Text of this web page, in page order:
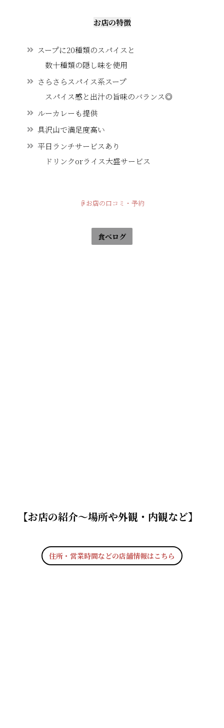
お店の特徴
スープに20種類のスパイスと
数十種類の隠し味を使用
さらさらスパイス系スープ
スパイス感と出汁の旨味のバランス◎
ルーカレーも提供
具沢山で満足度高い
平日ランチサービスあり
ドリンクorライス大盛サービス
☟お店の口コミ・予約
食べログ
【お店の紹介〜場所や外観・内観など】
住所・営業時間などの店舗情報はこちら